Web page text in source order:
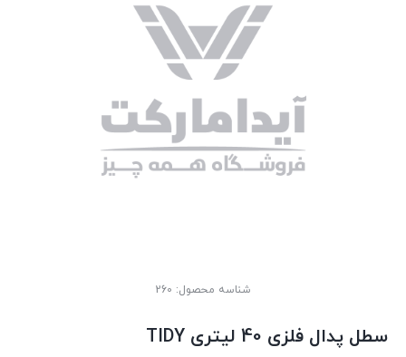
شناسه محصول: 260
سطل پدال فلزی 40 لیتری TIDY